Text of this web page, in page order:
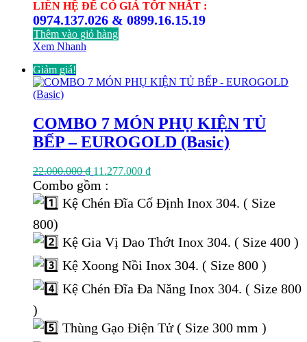
LIÊN HỆ ĐỂ CÓ GIÁ TỐT NHẤT :
0974.137.026 & 0899.16.15.19
Thêm vào giỏ hàng
Xem Nhanh
Giảm giá!
COMBO 7 MÓN PHỤ KIỆN TỦ
BẾP – EUROGOLD (Basic)
22.000.000₫ Giá
gốc
22.000.000 ₫.
11.277.000 ₫Giá
tại
là:
Combo gồm :
Kệ Chén Đĩa Cố Định Inox 304. ( Size
800)
Kệ Gia Vị Dao Thớt Inox 304. ( Size 400 )
Kệ Xoong Nồi Inox 304. ( Size 800 )
Kệ Chén Đĩa Đa Năng Inox 304. ( Size 800
)
Thùng Gạo Điện Tử ( Size 300 mm )